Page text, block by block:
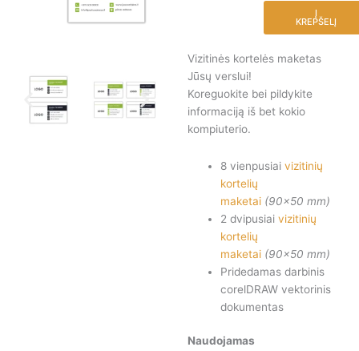
internetuĮ
KREPŠELĮ
Vizitinės kortelės maketas
Jūsų verslui!
Koreguokite bei pildykite
informaciją iš bet kokio
kompiuterio.
8 vienpusiaivizitinių
kortelių
maketai (90×50 mm)
2 dvipusiaivizitinių
kortelių
maketai (90×50 mm)
Pridedamas darbinis
corelDRAW vektorinis
dokumentas
Naudojamas